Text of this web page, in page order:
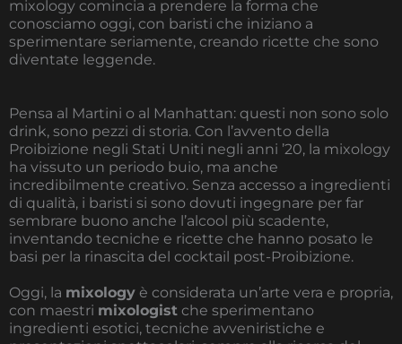
mixology comincia a prendere la forma che
conosciamo oggi, con baristi che iniziano a
sperimentare seriamente, creando ricette che sono
diventate leggende.
Pensa al Martini o al Manhattan: questi non sono solo
drink, sono pezzi di storia. Con l’avvento della
Proibizione negli Stati Uniti negli anni ’20, la mixology
ha vissuto un periodo buio, ma anche
incredibilmente creativo. Senza accesso a ingredienti
di qualità, i baristi si sono dovuti ingegnare per far
sembrare buono anche l’alcool più scadente,
inventando tecniche e ricette che hanno posato le
basi per la rinascita del cocktail post-Proibizione.
Oggi, la mixology è considerata un’arte vera e propria,
con maestri mixologist che sperimentano
ingredienti esotici, tecniche avveniristiche e